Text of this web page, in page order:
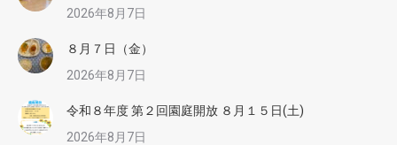
2026年8月7日
８月７日（金）
2026年8月7日
令和８年度 第２回園庭開放 ８月１５日(土)
2026年8月7日